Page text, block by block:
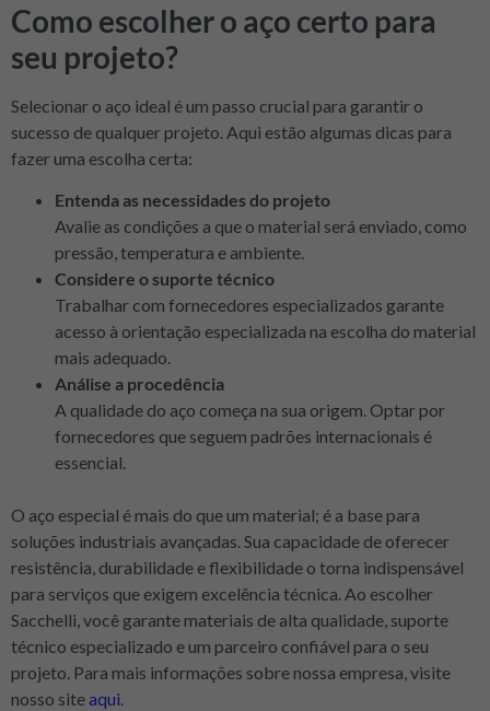
Como escolher o aço certo para
seu projeto?
Selecionar o aço ideal é um passo crucial para garantir o
sucesso de qualquer projeto. Aqui estão algumas dicas para
fazer uma escolha certa:
Entenda as necessidades do projeto
Avalie as condições a que o material será enviado, como
pressão, temperatura e ambiente.
Considere o suporte técnico
Trabalhar com fornecedores especializados garante
acesso à orientação especializada na escolha do material
mais adequado.
Análise a procedência
A qualidade do aço começa na sua origem. Optar por
fornecedores que seguem padrões internacionais é
essencial.
O aço especial é mais do que um material; é a base para
soluções industriais avançadas. Sua capacidade de oferecer
resistência, durabilidade e flexibilidade o torna indispensável
para serviços que exigem excelência técnica. Ao escolher
Sacchelli, você garante materiais de alta qualidade, suporte
técnico especializado e um parceiro confiável para o seu
projeto. Para mais informações sobre nossa empresa, visite
nosso siteaqui.